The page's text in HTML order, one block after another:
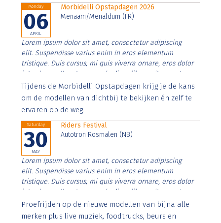
Monday
06
APRIL
Morbidelli Opstapdagen 2026
Menaam/Menaldum (FR)
Lorem ipsum dolor sit amet, consectetur adipiscing
elit. Suspendisse varius enim in eros elementum
tristique. Duis cursus, mi quis viverra ornare, eros dolor
interdum nulla, ut commodo diam libero vitae erat.
Aenean faucibus nibh et justo cursus id rutrum lorem
imperdiet. Nunc ut sem vitae risus tristique posuere.
Tijdens de Morbidelli Opstapdagen krijg je de kans
om de modellen van dichtbij te bekijken én zelf te
ervaren op de weg.
Saturday
30
MAY
Riders Festival
Autotron Rosmalen (NB)
Lorem ipsum dolor sit amet, consectetur adipiscing
elit. Suspendisse varius enim in eros elementum
tristique. Duis cursus, mi quis viverra ornare, eros dolor
interdum nulla, ut commodo diam libero vitae erat.
Aenean faucibus nibh et justo cursus id rutrum lorem
imperdiet. Nunc ut sem vitae risus tristique posuere.
Proefrijden op de nieuwe modellen van bijna alle
merken plus live muziek, foodtrucks, beurs en